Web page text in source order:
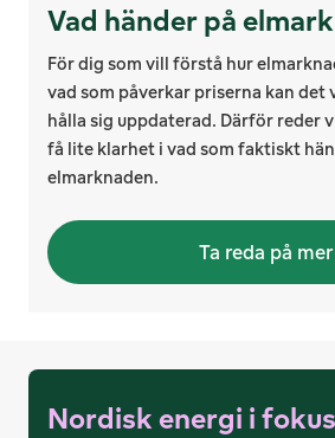
Vad händer på
För dig som vill förstå hur
vad som påverkar priserna kan
hålla sig uppdaterad. Därför reder
få lite klarhet i vad som faktiskt
elmarknaden.
Ta reda på mer
Nordisk energi i fokus